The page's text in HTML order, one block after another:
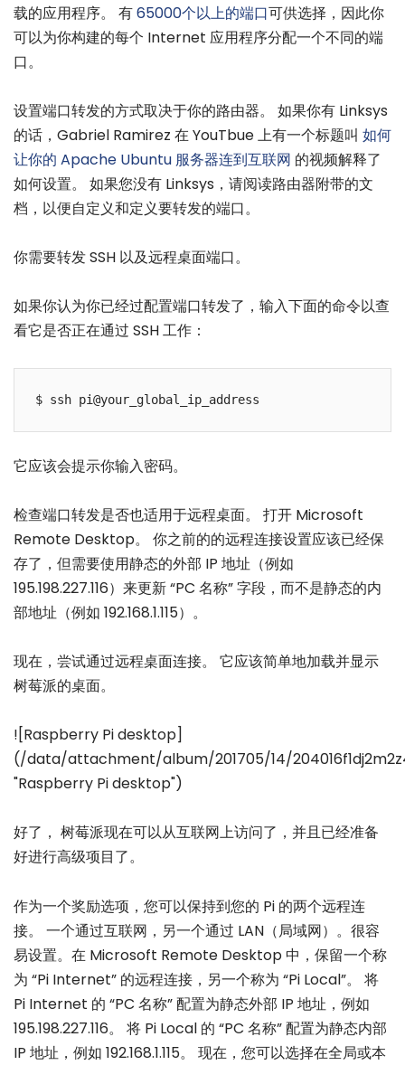
载的应用程序。 有65000个以上的端口可供选择，因此你
可以为你构建的每个 Internet 应用程序分配一个不同的端
口。
设置端口转发的方式取决于你的路由器。 如果你有 Linksys
的话，Gabriel Ramirez 在 YouTbue 上有一个标题叫 如何
让你的 Apache Ubuntu 服务器连到互联网 的视频解释了
如何设置。 如果您没有 Linksys，请阅读路由器附带的文
档，以便自定义和定义要转发的端口。
你需要转发 SSH 以及远程桌面端口。
如果你认为你已经过配置端口转发了，输入下面的命令以查
看它是否正在通过 SSH 工作：
它应该会提示你输入密码。
检查端口转发是否也适用于远程桌面。 打开 Microsoft
Remote Desktop。 你之前的的远程连接设置应该已经保
存了，但需要使用静态的外部 IP 地址（例如
195.198.227.116）来更新 “PC 名称” 字段，而不是静态的内
部地址（例如 192.168.1.115）。
现在，尝试通过远程桌面连接。 它应该简单地加载并显示
树莓派的桌面。
![Raspberry Pi desktop]
(/data/attachment/album/201705/14/
"Raspberry Pi desktop")
好了， 树莓派现在可以从互联网上访问了，并且已经准备
好进行高级项目了。
作为一个奖励选项，您可以保持到您的 Pi 的两个远程连
接。 一个通过互联网，另一个通过 LAN（局域网）。很容
易设置。在 Microsoft Remote Desktop 中，保留一个称
为 “Pi Internet” 的远程连接，另一个称为 “Pi Local”。 将
Pi Internet 的 “PC 名称” 配置为静态外部 IP 地址，例如
195.198.227.116。 将 Pi Local 的 “PC 名称” 配置为静态内部
IP 地址，例如 192.168.1.115。 现在，您可以选择在全局或本